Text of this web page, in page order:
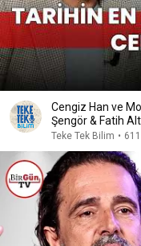
Cengiz Han ve
Şengör & Fatih
Teke Tek Bilim •